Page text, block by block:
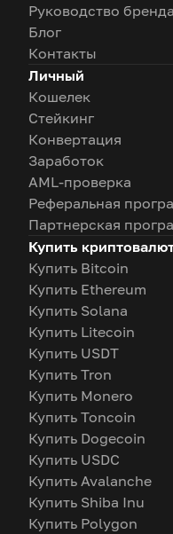
Руководство бренда
Блог
Контакты
Личный
Кошелек
Стейкинг
Конвертация
Заработок
AML-проверка
Реферальная
Партнерская
Купить
Купить Bitcoin
Купить Ethereum
Купить Solana
Купить Litecoin
Купить USDT
Купить Tron
Купить Monero
Купить Toncoin
Купить Dogecoin
Купить USDC
Купить Avalanche
Купить Shiba Inu
Купить Polygon